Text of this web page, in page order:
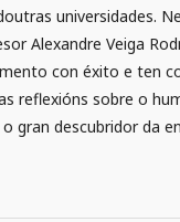
universidades.
Alexandre Veiga
con éxito e ten
reflexións sobre o
gran descubridor da